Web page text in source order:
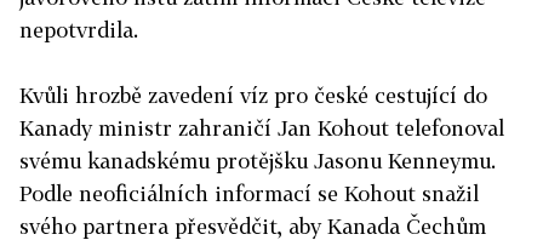
nepotvrdila.
Kvůli hrozbě zavedení víz pro české cestující do
Kanady ministr zahraničí Jan Kohout telefonoval
svému kanadskému protějšku Jasonu Kenneymu.
Podle neoficiálních informací se Kohout snažil
svého partnera přesvědčit, aby Kanada Čechům